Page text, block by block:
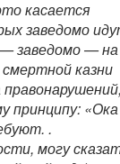
касается
заведомо
заведомо —
казни
принципу:
.
могу